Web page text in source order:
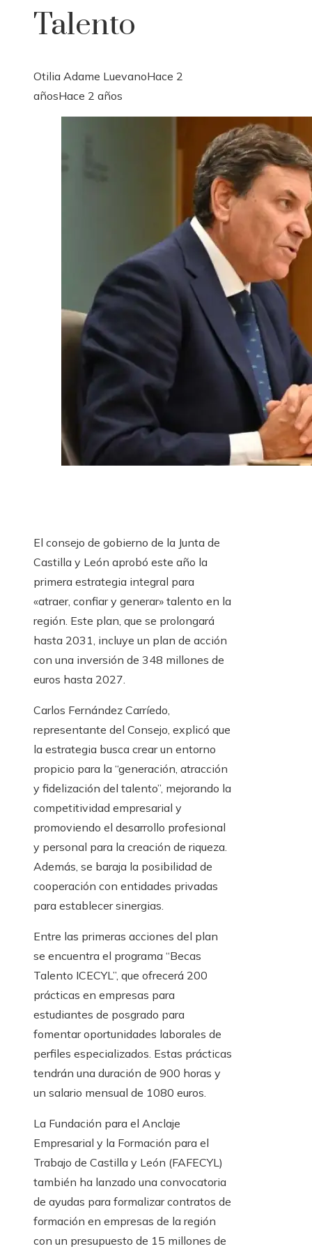
Talento
Otilia Adame LuevanoHace 2
añosHace 2 años
El consejo de gobierno de la Junta de
Castilla y León aprobó este año la
primera estrategia integral para
«atraer, confiar y generar» talento en la
región. Este plan, que se prolongará
hasta 2031, incluye un plan de acción
con una inversión de 348 millones de
euros hasta 2027.
Carlos Fernández Carríedo,
representante del Consejo, explicó que
la estrategia busca crear un entorno
propicio para la “generación, atracción
y fidelización del talento”, mejorando la
competitividad empresarial y
promoviendo el desarrollo profesional
y personal para la creación de riqueza.
Además, se baraja la posibilidad de
cooperación con entidades privadas
para establecer sinergias.
Entre las primeras acciones del plan
se encuentra el programa “Becas
Talento ICECYL”, que ofrecerá 200
prácticas en empresas para
estudiantes de posgrado para
fomentar oportunidades laborales de
perfiles especializados. Estas prácticas
tendrán una duración de 900 horas y
un salario mensual de 1080 euros.
La Fundación para el Anclaje
Empresarial y la Formación para el
Trabajo de Castilla y León (FAFECYL)
también ha lanzado una convocatoria
de ayudas para formalizar contratos de
formación en empresas de la región
con un presupuesto de 15 millones de